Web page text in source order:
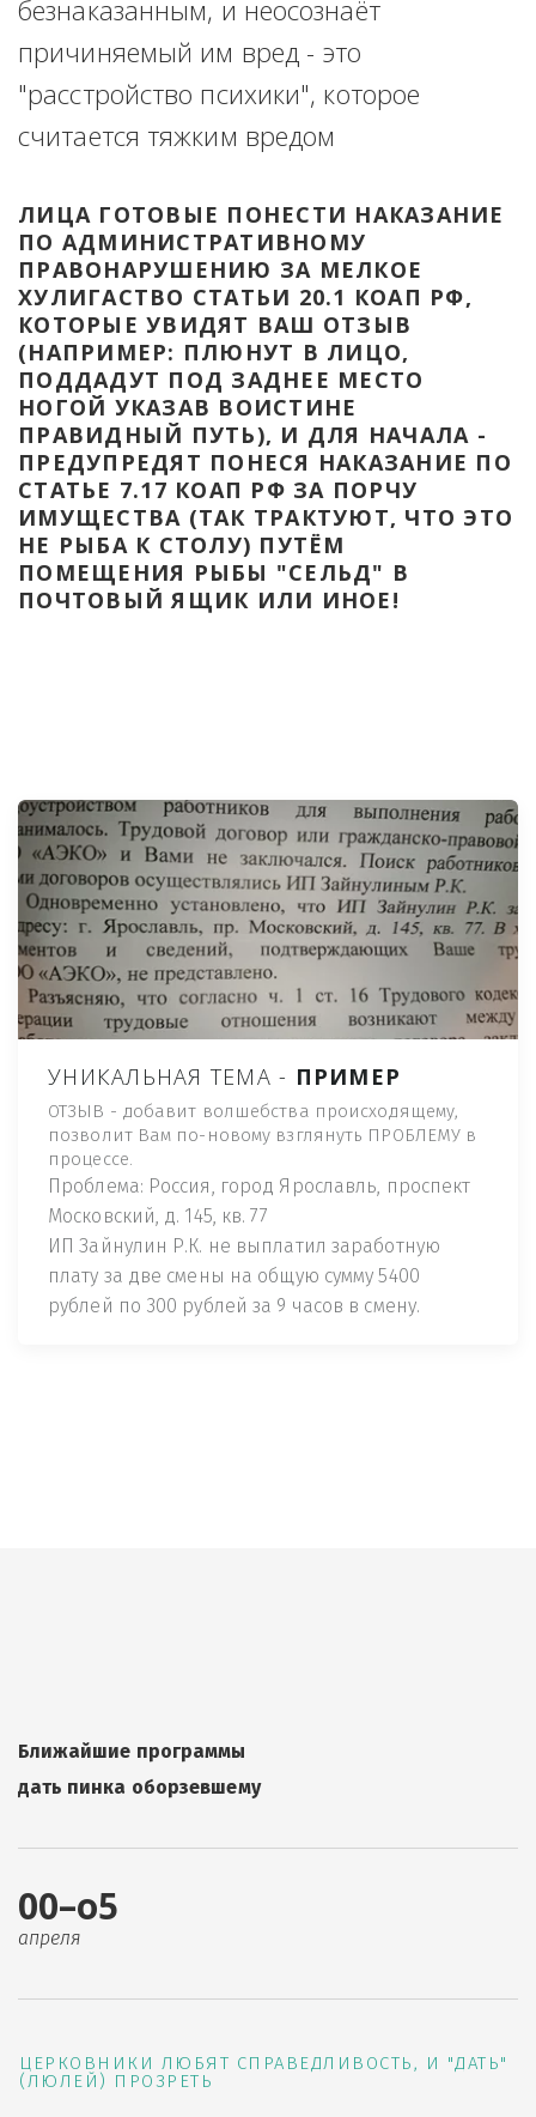
безнаказанным, и неосознаёт
причиняемый им вред - это
"расстройство психики", которое
считается тяжким вредом
ЛИЦА ГОТОВЫЕ ПОНЕСТИ НАКАЗАНИЕ
ПО АДМИНИСТРАТИВНОМУ
ПРАВОНАРУШЕНИЮ ЗА МЕЛКОЕ
ХУЛИГАСТВО СТАТЬИ 20.1 КОАП РФ,
КОТОРЫЕ УВИДЯТ ВАШ ОТЗЫВ
(НАПРИМЕР: ПЛЮНУТ В ЛИЦО,
ПОДДАДУТ ПОД ЗАДНЕЕ МЕСТО
НОГОЙ УКАЗАВ ВОИСТИНЕ
ПРАВИДНЫЙ ПУТЬ), И ДЛЯ НАЧАЛА -
ПРЕДУПРЕДЯТ ПОНЕСЯ НАКАЗАНИЕ ПО
СТАТЬЕ 7.17 КОАП РФ ЗА ПОРЧУ
ИМУЩЕСТВА (ТАК ТРАКТУЮТ, ЧТО ЭТО
НЕ РЫБА К СТОЛУ) ПУТЁМ
ПОМЕЩЕНИЯ РЫБЫ "СЕЛЬД" В
ПОЧТОВЫЙ ЯЩИК ИЛИ ИНОЕ!
УНИКАЛЬНАЯ ТЕМА - ПРИМЕР
ОТЗЫВ - добавит волшебства происходящему,
позволит Вам по-новому взглянуть ПРОБЛЕМУ в
процессе.
Проблема: Россия, город Ярославль, проспект
Московский, д. 145, кв. 77
ИП Зайнулин Р.К. не выплатил заработную
плату за две смены на общую сумму 5400
рублей по 300 рублей за 9 часов в смену.
Ближайшие программы
дать пинка оборзевшему
00–о5
апреля
ЦЕРКОВНИКИ ЛЮБЯТ СПРАВЕДЛИВОСТЬ, И "ДАТЬ"
(ЛЮЛЕЙ) ПРОЗРЕТЬ